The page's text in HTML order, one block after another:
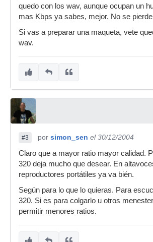
quedo con los wav, aunque ocupan un
mas Kbps ya sabes, mejor. No se
Si vas a preparar una maqueta, vete
wav.
#3 por simon_sen el 30/12/2004
Claro que a mayor ratio mayor calidad.
320 deja mucho que desear. En
reproductores portátiles ya va bién.
Según para lo que lo quieras. Para
320. Si es para colgarlo u otros
permitir menores ratios.